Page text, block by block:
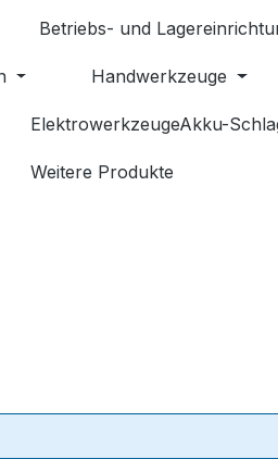
Betriebs- und
Handwerkzeuge
ElektrowerkzeugeAkku-
Weitere Produkte